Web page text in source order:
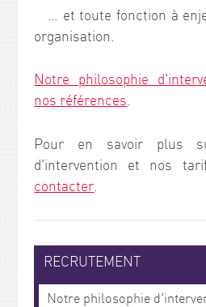
… et toute fonction à
organisation.
Notre philosophie
nos références.
Pour en savoir plus
d'intervention et nos
contacter.
RECRUTEMENT
Notre philosophie